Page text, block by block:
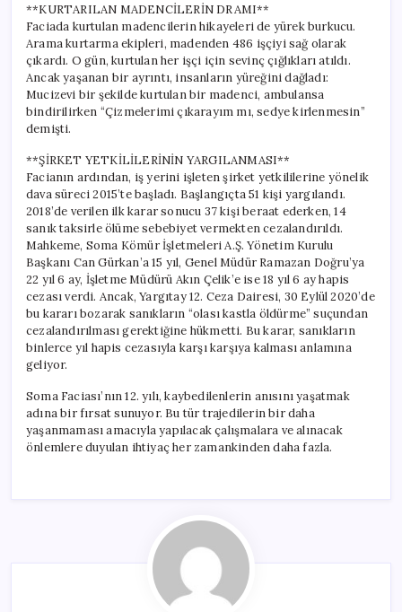
**KURTARILAN MADENCİLERİN DRAMI**
Faciada kurtulan madencilerin hikayeleri de yürek burkucu.
Arama kurtarma ekipleri, madenden 486 işçiyi sağ olarak
çıkardı. O gün, kurtulan her işçi için sevinç çığlıkları atıldı.
Ancak yaşanan bir ayrıntı, insanların yüreğini dağladı:
Mucizevi bir şekilde kurtulan bir madenci, ambulansa
bindirilirken “Çizmelerimi çıkarayım mı, sedye kirlenmesin”
demişti.
**ŞİRKET YETKİLİLERİNİN YARGILANMASI**
Facianın ardından, iş yerini işleten şirket yetkililerine yönelik
dava süreci 2015’te başladı. Başlangıçta 51 kişi yargılandı.
2018’de verilen ilk karar sonucu 37 kişi beraat ederken, 14
sanık taksirle ölüme sebebiyet vermekten cezalandırıldı.
Mahkeme, Soma Kömür İşletmeleri A.Ş. Yönetim Kurulu
Başkanı Can Gürkan’a 15 yıl, Genel Müdür Ramazan Doğru’ya
22 yıl 6 ay, İşletme Müdürü Akın Çelik’e ise 18 yıl 6 ay hapis
cezası verdi. Ancak, Yargıtay 12. Ceza Dairesi, 30 Eylül 2020’de
bu kararı bozarak sanıkların “olası kastla öldürme” suçundan
cezalandırılması gerektiğine hükmetti. Bu karar, sanıkların
binlerce yıl hapis cezasıyla karşı karşıya kalması anlamına
geliyor.
Soma Faciası’nın 12. yılı, kaybedilenlerin anısını yaşatmak
adına bir fırsat sunuyor. Bu tür trajedilerin bir daha
yaşanmaması amacıyla yapılacak çalışmalara ve alınacak
önlemlere duyulan ihtiyaç her zamankinden daha fazla.